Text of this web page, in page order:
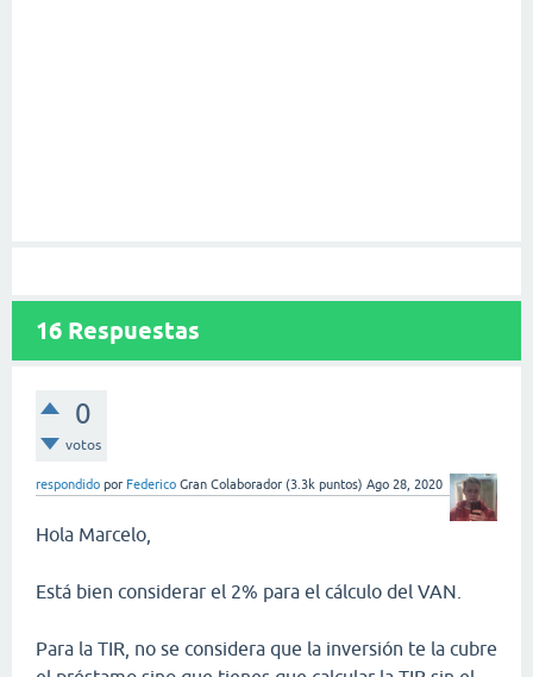
16 Respuestas
0
votos
respondido por Federico Gran Colaborador (3.3k puntos) Ago 28, 2020
Hola Marcelo,
Está bien considerar el 2% para el cálculo del VAN.
Para la TIR, no se considera que la inversión te la cubre